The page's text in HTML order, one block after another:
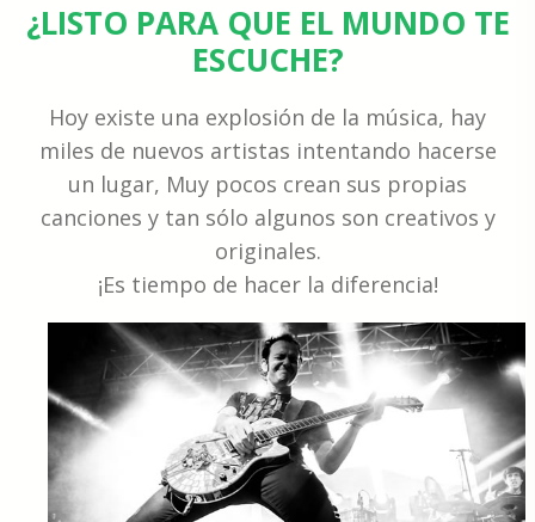
¿LISTO PARA QUE EL MUNDO TE
ESCUCHE?
Hoy existe una explosión de la música, hay
miles de nuevos artistas intentando hacerse
un lugar, Muy pocos crean sus propias
canciones y tan sólo algunos son creativos y
originales.
¡Es tiempo de hacer la diferencia!